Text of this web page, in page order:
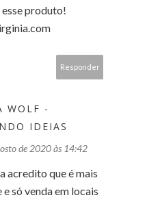
produto!
Responder
WOLF -
IDEIAS
de 2020 às 14:42
acredito que é mais
e só venda em locais